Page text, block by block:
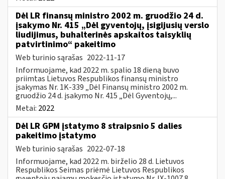
Dėl LR finansų ministro 2002 m. gruodžio 24 d.
įsakymo Nr. 415 „Dėl gyventojų, įsigijusių verslo
liudijimus, buhalterinės apskaitos taisyklių
patvirtinimo“ pakeitimo
Web turinio sąrašas 2022-11-17
Informuojame, kad 2022 m. spalio 18 dieną buvo
priimtas Lietuvos Respublikos finansų ministro
įsakymas Nr. 1K-339 „Dėl Finansų ministro 2002 m.
gruodžio 24 d. įsakymo Nr. 415 „Dėl Gyventojų,...
Metai: 2022
Dėl LR GPM įstatymo 8 straipsnio 5 dalies
pakeitimo įstatymo
Web turinio sąrašas 2022-07-18
Informuojame, kad 2022 m. birželio 28 d. Lietuvos
Respublikos Seimas priėmė Lietuvos Respublikos